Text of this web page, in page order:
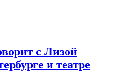
с Лизой
и театре